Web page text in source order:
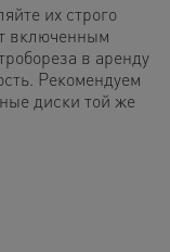
их строго
включенным
в аренду
Рекомендуем
диски той же